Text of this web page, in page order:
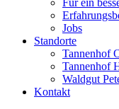
Für ein
Jobs
Standorte
Tannenhof
Tannenhof
Waldgut
Kontakt